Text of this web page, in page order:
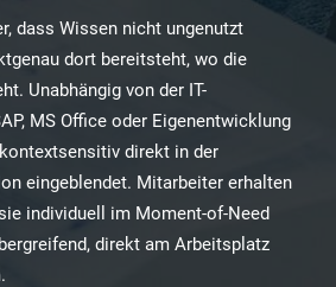
dass Wissen nicht ungenutzt
dort bereitsteht, wo die
Unabhängig von der IT-
MS Office oder Eigenentwicklung
direkt in der
eingeblendet. Mitarbeiter erhalten
individuell im Moment-of-Need
direkt am Arbeitsplatz